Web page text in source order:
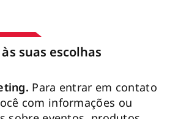
suas escolhas
Para entrar em contato
com informações ou